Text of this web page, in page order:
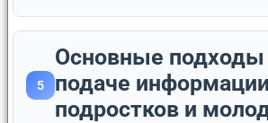
5
Основные подходы
подаче
подростков и